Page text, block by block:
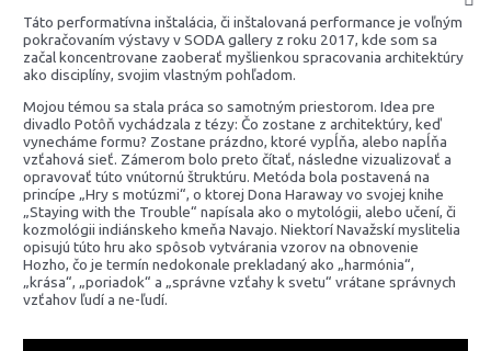
Táto performatívna inštalácia, či inštalovaná performance je voľným
pokračovaním výstavy v SODA gallery z roku 2017, kde som sa
začal koncentrovane zaoberať myšlienkou spracovania architektúry
ako disciplíny, svojim vlastným pohľadom.
Mojou témou sa stala práca so samotným priestorom. Idea pre
divadlo Potôň vychádzala z tézy: Čo zostane z architektúry, keď
vynecháme formu? Zostane prázdno, ktoré vypĺňa, alebo napĺňa
vzťahová sieť. Zámerom bolo preto čítať, následne vizualizovať a
opravovať túto vnútornú štruktúru. Metóda bola postavená na
princípe „Hry s motúzmi“, o ktorej Dona Haraway vo svojej knihe
„Staying with the Trouble“ napísala ako o mytológii, alebo učení, či
kozmológii indiánskeho kmeňa Navajo. Niektorí Navažskí myslitelia
opisujú túto hru ako spôsob vytvárania vzorov na obnovenie
Hozho, čo je termín nedokonale prekladaný ako „harmónia“,
„krása“, „poriadok“ a „správne vzťahy k svetu“ vrátane správnych
vzťahov ľudí a ne-ľudí.